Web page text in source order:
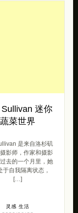
迷你
蔬菜世界
是来自洛杉矶
影师，作家和摄影
去的一个月里，她
于自我隔离状态，
[…]
灵感 生活